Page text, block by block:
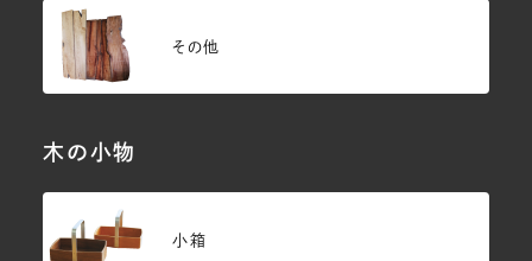
その他
木の小物
小箱